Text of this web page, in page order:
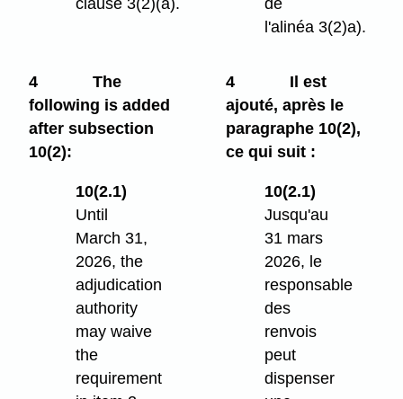
clause 3(2)⁠(a).
de
l'alinéa 3(2)a).
4
The
following is added
after subsection
10(2):
4
Il est
ajouté, après le
paragraphe 10(2),
ce qui suit :
10(2.1)
Until
March 31,
2026, the
adjudication
authority
may waive
the
requirement
10(2.1)
Jusqu'au
31 mars
2026, le
responsable
des
renvois
peut
dispenser